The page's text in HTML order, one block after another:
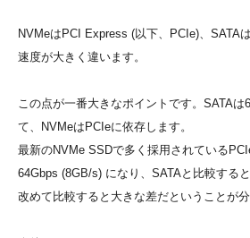
NVMeはPCI Express (以下、PCIe)、SATA
速度が大きく違います。
この点が一番大きなポイントです。SATA
て、NVMeはPCIeに依存します。
最新のNVMe SSDで多く採用されている
64Gbps (8GB/s) になり、SATAと比較する
改めて比較すると大きな差だということが分